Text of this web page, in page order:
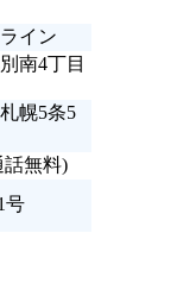
イン
南4丁目
幌5条5
話無料)
号